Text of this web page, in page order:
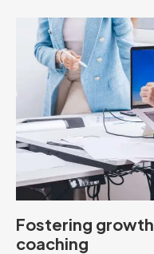
Fostering
coaching